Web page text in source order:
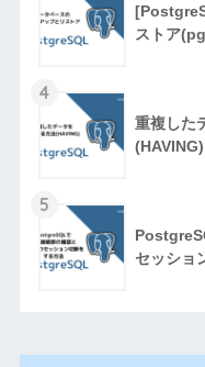
ストア
4
重複した
(HAVING)
5
セッショ